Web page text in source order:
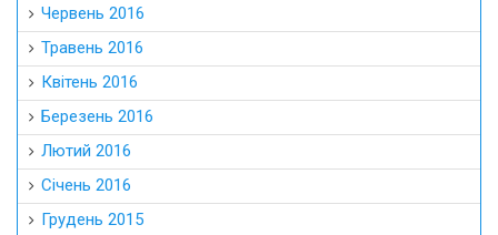
Червень 2016
Травень 2016
Квітень 2016
Березень 2016
Лютий 2016
Січень 2016
Грудень 2015